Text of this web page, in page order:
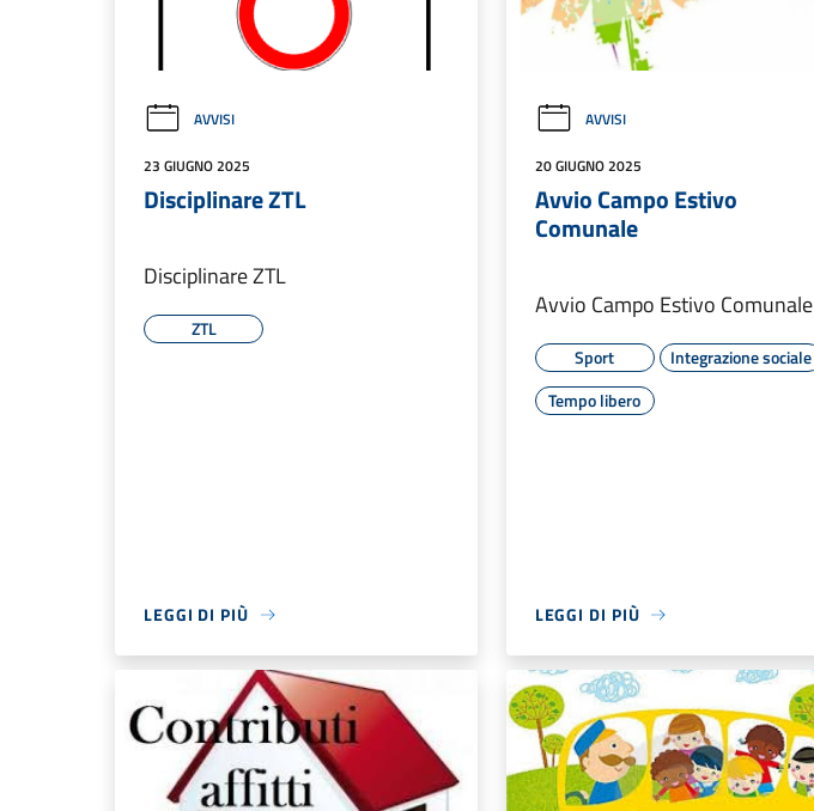
AVVISI
23 GIUGNO 2025
Disciplinare ZTL
Disciplinare ZTL
ZTL
LEGGI DI PIÙ
AVVISI
20 GIUGNO 2025
Avvio Campo Estivo
Comunale
Avvio Campo Estivo Comunale
Sport
Integrazione sociale
Tempo libero
LEGGI DI PIÙ